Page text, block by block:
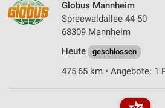
Globus Mannheim
Spreewaldallee 44-50
68309 Mannheim
Heute
geschlossen
475,65 km • Angebote: 1